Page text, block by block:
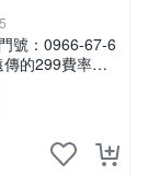
號：0966-67-6
的299費率門
無約狀態過